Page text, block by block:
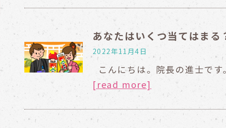
あなたはいくつ当てはまる
2022年11月4日
こんにちは。院長の進士で
[read more]